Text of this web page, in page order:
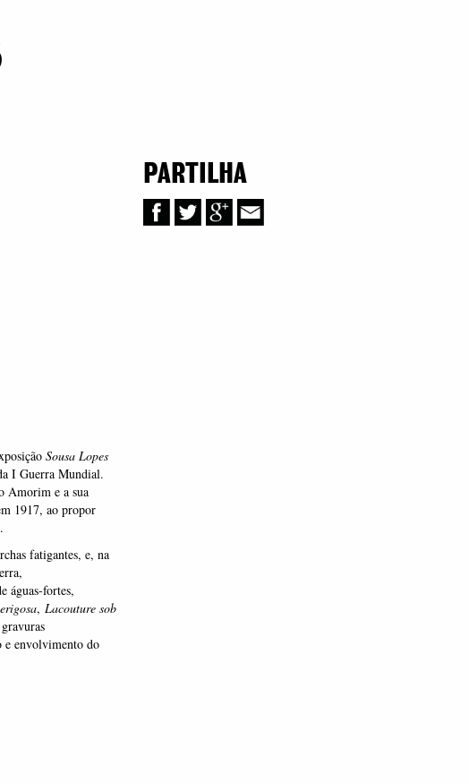
Sousa Lopes
I Guerra Mundial.
Amorim e a sua
1917, ao propor
fatigantes, e, na
águas-fortes,
, Lacouture sob
e envolvimento do
PARTILHA